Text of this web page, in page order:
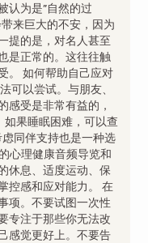
认为是”自然的过
来巨大的不安，因为
提的是，对名人甚至
是正常的。这往往触
。 如何帮助自己应对
可以尝试。与朋友、
感受是非常有益的，
果睡眠困难，可以查
同伴支持也是一种选
心理健康音频导览和
休息、适度运动、保
控感和应对能力。 在
项。不要试图一次性
专注于那些你无法改
感觉更好上。不要告